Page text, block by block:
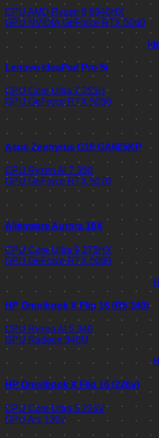
CPU AMD Ryzen 9 8940HX
GPU NVIDIA GeForce RTX 5060
Lenovo IdeaPad Pro 5i
CPU Core Ultra 7 255H
GPU GeForce RTX 5050
Asus Zephyrus G16 GA605KP
CPU Ryzen AI 7 350
GPU GeForce RTX 5070
Alienware Aurora 16X
CPU Core Ultra 9 275HX
GPU GeForce RTX 5060
HP Omnibook X Flip 16 (R5 340)
CPU Ryzen AI 5 340
GPU Radeon 840M
HP Omnibook X Flip 16 (226v)
CPU Core Ultra 5 226V
GPU Arc 130v